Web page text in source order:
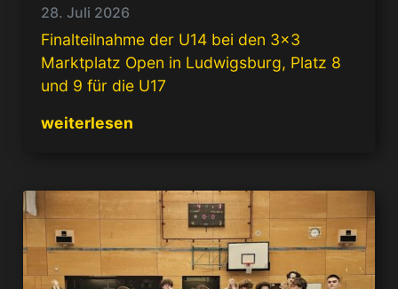
28. Juli 2026
Finalteilnahme der U14 bei den 3×3
Marktplatz Open in Ludwigsburg, Platz 8
und 9 für die U17
weiterlesen